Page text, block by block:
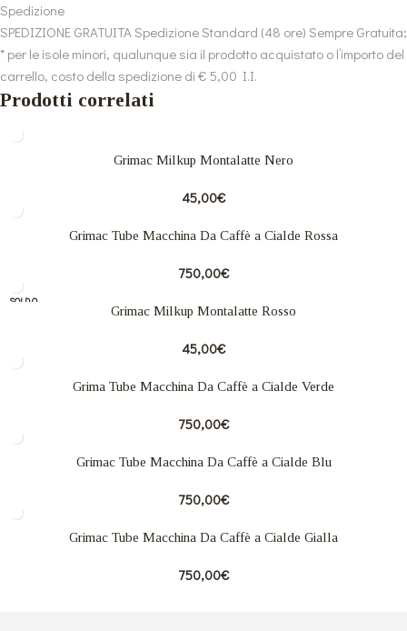
Spedizione
SPEDIZIONE GRATUITA Spedizione Standard (48 ore) Sempre Gratuita;
* per le isole minori, qualunque sia il prodotto acquistato o l’importo del
carrello, costo della spedizione di € 5,00 I.I.
Prodotti correlati
Grimac Milkup Montalatte Nero
45,00€
Grimac Tube Macchina Da Caffè a Cialde Rossa
750,00€
SOLD O
Grimac Milkup Montalatte Rosso
45,00€
Grima Tube Macchina Da Caffè a Cialde Verde
750,00€
Grimac Tube Macchina Da Caffè a Cialde Blu
750,00€
Grimac Tube Macchina Da Caffè a Cialde Gialla
750,00€